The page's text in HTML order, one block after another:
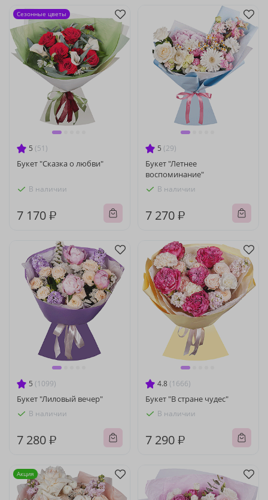
5 (51)
Букет "Сказка о любви"
В наличии
7 170 ₽
Сезонные цветы
5 (29)
Букет "Летнее
воспоминание"
В наличии
7 270 ₽
5 (1099)
Букет "Лиловый вечер"
В наличии
7 280 ₽
4.8 (1666)
Букет "В стране чудес"
В наличии
7 290 ₽
Акция